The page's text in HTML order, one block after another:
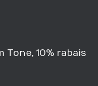
10% rabais